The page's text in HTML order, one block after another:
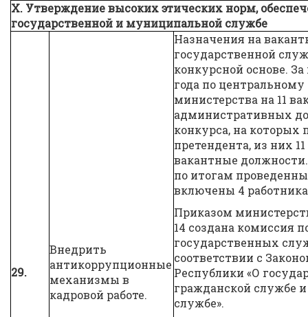
X. Утверждение высоких этических норм,
государственной и муниципальной службе
29.
Внедрить
антикоррупционные
механизмы в
кадровой работе.
Назначения на
государственной
конкурсной основе.
года по центральному
министерства на 11
административных
конкурса, на которых
претендента, из них
вакантные
по итогам
включены 4
Приказом
14 создана комиссия
государственных
соответствии с
Республики «О
гражданской службе
службе».